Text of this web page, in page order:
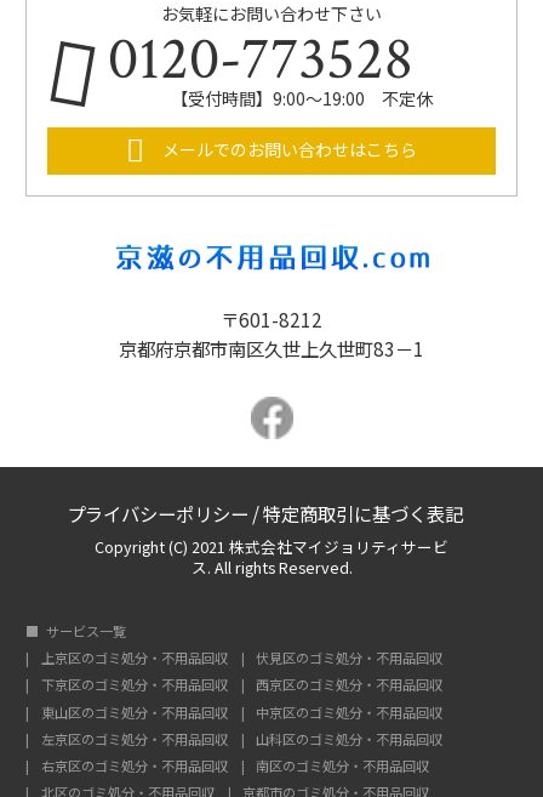
お気軽にお問い合わせ下さい
0120-773528
【受付時間】9:00～19:00 不定休
メールでのお問い合わせはこちら
〒601-8212
京都府京都市南区久世上久世町83－1
プライバシーポリシー /特定商取引に基づく表記
Copyright (C) 2021 株式会社マイジョリティサービ
ス. All rights Reserved.
サービス一覧
上京区のゴミ処分・不用品回収
伏見区のゴミ処分・不用品回収
下京区のゴミ処分・不用品回収
西京区のゴミ処分・不用品回収
東山区のゴミ処分・不用品回収
中京区のゴミ処分・不用品回収
左京区のゴミ処分・不用品回収
山科区のゴミ処分・不用品回収
右京区のゴミ処分・不用品回収
南区のゴミ処分・不用品回収
北区のゴミ処分・不用品回収
京都市のゴミ処分・不用品回収